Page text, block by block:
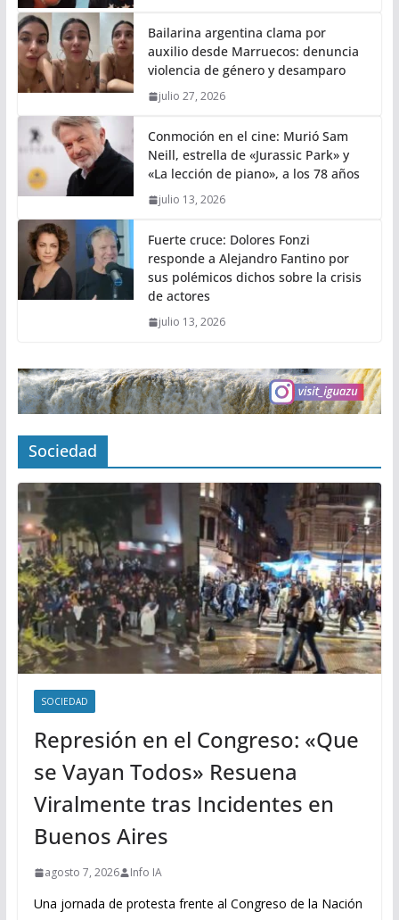
Bailarina argentina clama por
auxilio desde Marruecos: denuncia
violencia de género y desamparo
julio 27, 2026
Conmoción en el cine: Murió Sam
Neill, estrella de «Jurassic Park» y
«La lección de piano», a los 78 años
julio 13, 2026
Fuerte cruce: Dolores Fonzi
responde a Alejandro Fantino por
sus polémicos dichos sobre la crisis
de actores
julio 13, 2026
Sociedad
SOCIEDAD
Represión en el Congreso: «Que
se Vayan Todos» Resuena
Viralmente tras Incidentes en
Buenos Aires
agosto 7, 2026 Info IA
Una jornada de protesta frente al Congreso de la Nación